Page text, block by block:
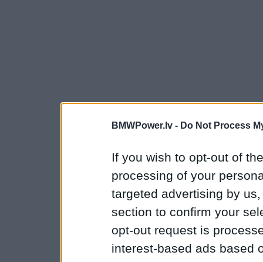
BMWPower.lv - Do Not Process
If you wish to opt-out of
processing of your
targeted advertising by
section to confirm your
opt-out request is
interest-based ads based